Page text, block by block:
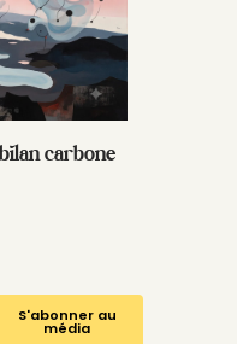
carbone
S'abonner au
média